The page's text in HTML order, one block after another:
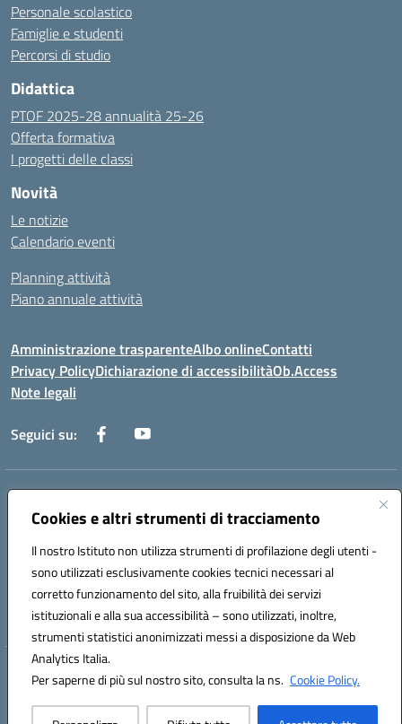
Cookies e altri strumenti di tracciamento
Il nostro Istituto non utilizza strumenti di profilazione degli utenti -
sono utilizzati esclusivamente cookies tecnici necessari al
corretto funzionamento del sito, alla fruibilità dei servizi
istituzionali e alla sua accessibilità – sono utilizzati, inoltre,
strumenti statistici anonimizzati messi a disposizione da Web
Analytics Italia.
Per saperne di più sul nostro sito, consulta la ns. Cookie Policy.
Personale scolastico
Famiglie e studenti
Percorsi di studio
Didattica
PTOF 2025-28 annualità 25-26
Offerta formativa
I progetti delle classi
Novità
Le notizie
Calendario eventi
Planning attività
Piano annuale attività
Amministrazione trasparenteAlbo onlineContatti
Privacy PolicyDichiarazione di accessibilitàOb.Access
Note legali
Seguici su:
Indirizzo:
Centralino:0733/815931 - 0733/784180
Posta elettronica certificata (PEC):MCIS00200P@pec.istruzione.it
Codice fiscale: 80006860433
Codice meccanografico: MCIS00200P
Hosting & Powered by 3D Solution S.r.l.
Concept & Design by Designers Italia